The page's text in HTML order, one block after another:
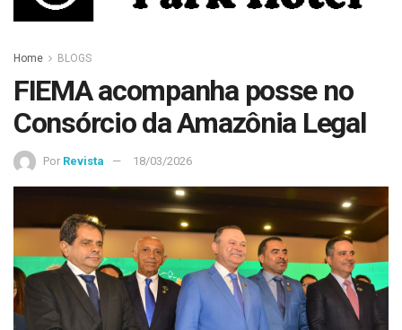
Home BLOGS
FIEMA acompanha posse no
Consórcio da Amazônia Legal
Por Revista 18/03/2026